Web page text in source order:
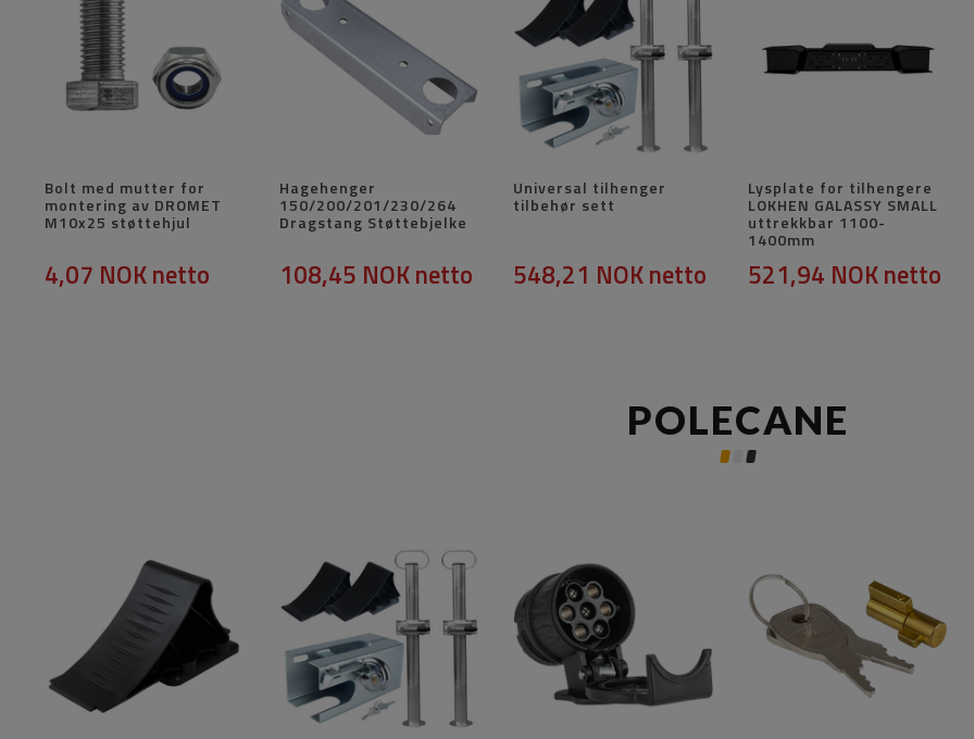
Bolt med mutter for
montering av DROMET
M10x25 støttehjul
4,07 NOKnetto
Hagehenger
150/200/201/230/264
Dragstang Støttebjelke
108,45 NOKnetto
Universal tilhenger
tilbehør sett
548,21 NOKnetto
Lysplate for tilhengere
LOKHEN GALASSY SMALL
uttrekkbar 1100-
1400mm
521,94 NOKnetto
POLECANE